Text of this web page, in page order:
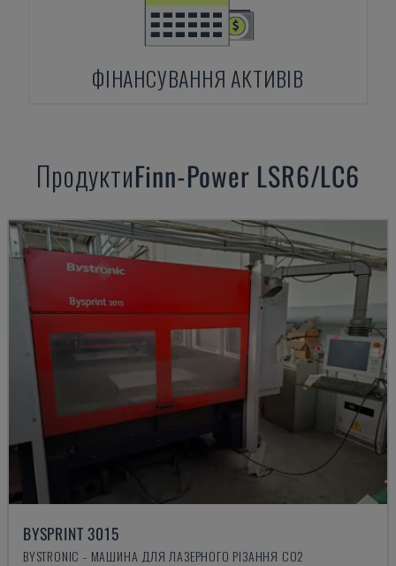
ФІНАНСУВАННЯ АКТИВІВ
ПродуктиFinn-Power LSR6/LC6
BYSPRINT 3015
BYSTRONIC - МАШИНА ДЛЯ ЛАЗЕРНОГО РІЗАННЯ CO2